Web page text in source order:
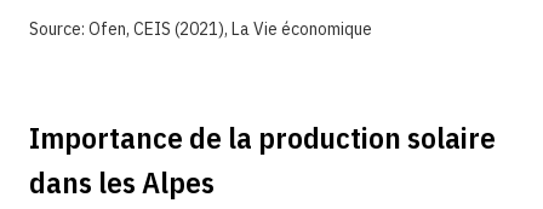
Source: Ofen, CEIS (2021), La Vie économique
Importance de la production solaire
dans les Alpes